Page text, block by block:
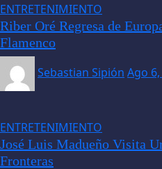
ENTRETENIMIENTO
Riber Oré Regresa de
Flamenco
Sebastian Sipión Ago
ENTRETENIMIENTO
José Luis Madueño Visita
Fronteras